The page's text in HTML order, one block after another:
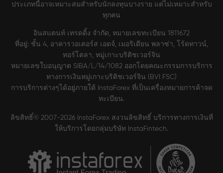
ประเภทนี้อาจเหมาะสมสำหรับนักลงทุนบางราย แต่ไม่เหมาะสำหรับ
ทุกคน
อินสแตนท์ เทรดดิ้ง จำกัด, หมายเลขทะเบียน 1811672
ที่อยู่: ชั้น 4, อาคารวอเตอร์ส เอดจ์, เมอริเดียน พลาซ่า, โร้ดทาวน์,
ทอร์โตลา, หมู่เกาะบริติชเวอร์จิน
หมายเลขใบอนุญาต SIBA/L/14/1082 ออกโดยคณะกรรมการบริการ
ทางการเงินหมู่เกาะบริติชเวอร์จิน (BVI FSC)
การบริการต่างๆได้อยู่ภายใต้ InstaForex ที่เป็นเครื่องหมายการค้าจด
ทะเบียน.
ลิขสิทธิ์© 2007-2026 InstaForex สงวนลิขสิทธิ์ บริการทางการเงินที่
ให้บริการโดยกลุ่มบริษัท InstaFintech.